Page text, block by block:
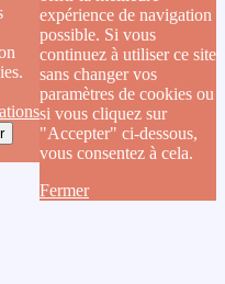
expérience de navigation
possible. Si vous
continuez à utiliser ce site
sans changer vos
paramètres de cookies ou
si vous cliquez sur
"Accepter" ci-dessous,
vous consentez à cela.
Fermer